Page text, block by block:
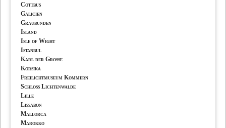
Cottbus
Galicien
Graubünden
Island
Isle of Wight
Istanbul
Karl der Grosse
Korsika
Freilichtmuseum Kommern
Schloss Lichtenwalde
Lille
Lissabon
Mallorca
Marokko